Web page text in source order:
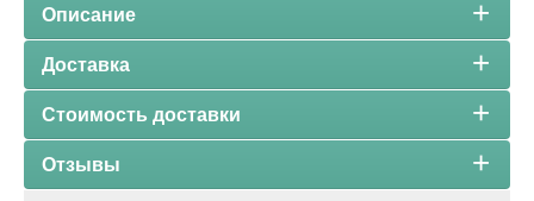
Описание
Доставка
Стоимость доставки
Отзывы